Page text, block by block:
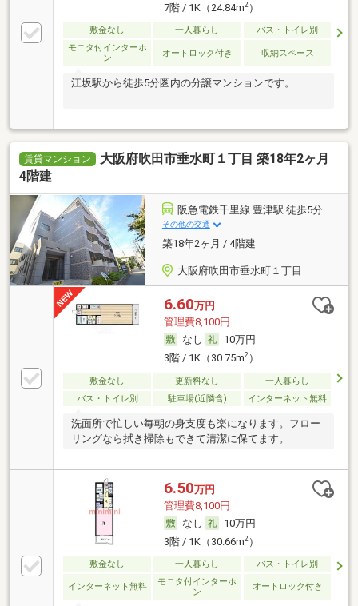
7階 / 1K（24.84m2）
敷金なし 一人暮らし
バス・トイレ別
モニタ付インターホ
ン
オートロック付き 収納スペース
江坂駅から徒歩5分圏内の分譲マンションです。
賃貸マンション
大阪府吹田市垂水町１丁目 築18年2ヶ月
4階建
阪急電鉄千里線 豊津駅 徒歩5分
その他の交通
築18年2ヶ月 / 4階建
大阪府吹田市垂水町１丁目
6.60万円
管理費8,100円
なし
10万円
3階 / 1K（30.75m2）
敷金なし 更新料なし
一人暮らし
バス・トイレ別
駐車場(近隣含) インターネット無料
洗面所で忙しい毎朝の身支度も楽になります。フロー
リングなら拭き掃除もできて清潔に保てます。
6.50万円
管理費8,100円
なし
10万円
3階 / 1K（30.66m2）
敷金なし 一人暮らし バス・トイレ別
インターネット無料
モニタ付インターホ
ン
オートロック付き